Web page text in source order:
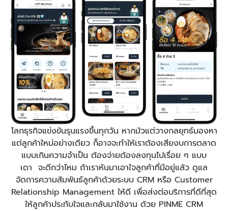
โลกธุรกิจแข่งขันรุนแรงขึ้นทุกวัน หากมัวแต่วางกลยุทธ์มองหา
แต่ลูกค้าใหม่อย่างเดียว ก็อาจจะทำให้เราต้องเสียงบการตลาด
แบบเกินความจำเป็น ต้องจ่ายต้องลงทุนไปเรื่อย ๆ แบบ
เดา จะดีกว่าไหม ถ้าเราหันมาเอาใจลูกค้าที่มีอยู่แล้ว ดูแล
จัดการความสัมพันธ์ลูกค้าด้วยระบบ CRM หรือ Customer
Relationship Management ให้ดี เพื่อส่งต่อบริการที่ดีที่สุด
ให้ลูกค้าประทับใจและกลับมาใช้งาน ด้วย PINME CRM